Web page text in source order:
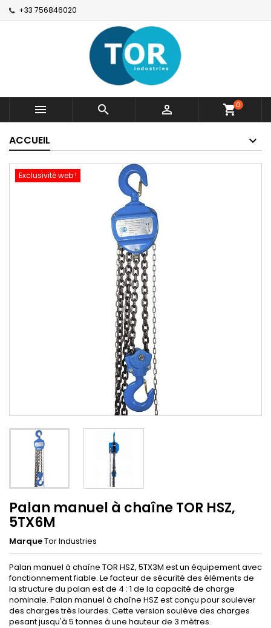
+33 756846020
   shopping_cart0
ACCUEIL
Exclusivité web !
Palan manuel à chaîne TOR HSZ,
5TX6M
MarqueTor Industries
Palan manuel à chaîne TOR HSZ, 5TX3M est un équipement avec
fonctionnement fiable. Le facteur de sécurité des éléments de
la structure du palan est de 4 : 1 de la capacité de charge
nominale. Palan manuel à chaîne HSZ est conçu pour soulever
des charges très lourdes. Cette version soulève des charges
pesant jusqu'à 5 tonnes à une hauteur de 3 mètres.